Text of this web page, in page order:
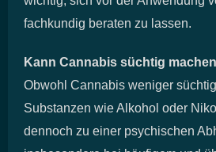
fachkundig beraten zu lassen.
Kann Cannabis süchtig
Obwohl Cannabis weniger
Substanzen wie Alkohol oder
dennoch zu einer psychischen